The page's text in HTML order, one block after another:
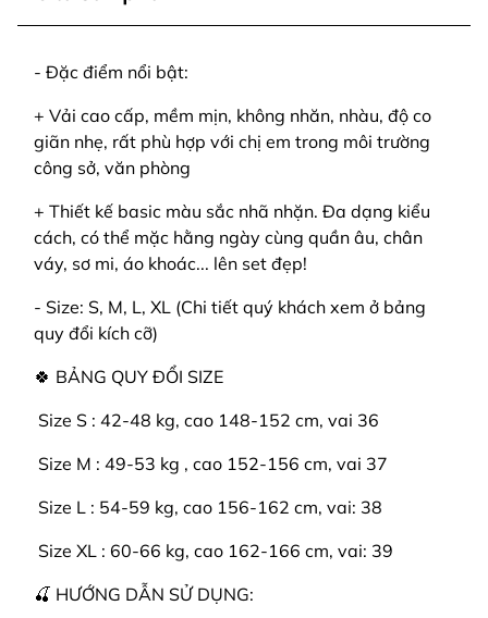
- Đặc điểm nổi bật:
+ Vải cao cấp, mềm mịn, không nhăn, nhàu, độ co
giãn nhẹ, rất phù hợp với chị em trong môi trường
công sở, văn phòng
+ Thiết kế basic màu sắc nhã nhặn. Đa dạng kiểu
cách, có thể mặc hằng ngày cùng quần âu, chân
váy, sơ mi, áo khoác... lên set đẹp!
- Size: S, M, L, XL (Chi tiết quý khách xem ở bảng
quy đổi kích cỡ)
🍀 BẢNG QUY ĐỔI SIZE
️ Size S : 42-48 kg, cao 148-152 cm, vai 36
️ Size M : 49-53 kg , cao 152-156 cm, vai 37
️ Size L : 54-59 kg, cao 156-162 cm, vai: 38
️ Size XL : 60-66 kg, cao 162-166 cm, vai: 39
🍒 HƯỚNG DẪN SỬ DỤNG: